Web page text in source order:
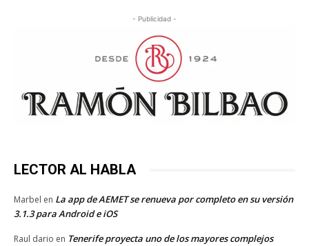
- Publicidad -
LECTOR AL HABLA
Marbel en La app de AEMET se renueva por completo en su versión
3.1.3 para Android e iOS
Raul dario en Tenerife proyecta uno de los mayores complejos